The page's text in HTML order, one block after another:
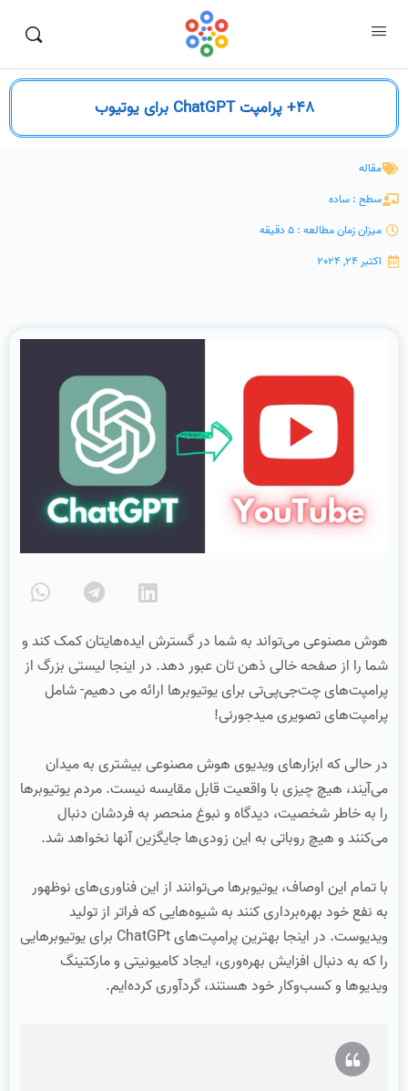
48+ پرامپت ChatGPT برای یوتیوب
مقاله
سطح : ساده
میزان زمان مطالعه : 5 دقیقه
اکتبر 24, 2024
هوش مصنوعی می‌تواند به شما در گسترش ایده‌هایتان کمک کند و
شما را از صفحه خالی ذهن تان عبور دهد. در اینجا لیستی بزرگ از
پرامپت‌های چت‌جی‌پی‌تی برای یوتیوبرها ارائه می‌ دهیم- شامل
پرامپت‌های تصویری میدجورنی!
در حالی که ابزارهای ویدیوی هوش مصنوعی بیشتری به میدان
می‌آیند، هیچ چیزی با واقعیت قابل مقایسه نیست. مردم یوتیوبرها
را به خاطر شخصیت، دیدگاه و نبوغ منحصر به فردشان دنبال
می‌کنند و هیچ روباتی به این زودی‌ها جایگزین آنها نخواهد شد.
با تمام این اوصاف، یوتیوبرها می‌توانند از این فناوری‌های نوظهور
به نفع خود بهره‌برداری کنند به شیوه‌هایی که فراتر از تولید
ویدیوست. در اینجا بهترین پرامپت‌های ChatGPt برای یوتیوبرهایی
را که به دنبال افزایش بهره‌وری، ایجاد کامیونیتی و مارکتینگ
ویدیوها و کسب‌وکار خود هستند، گردآوری کرده‌ایم.